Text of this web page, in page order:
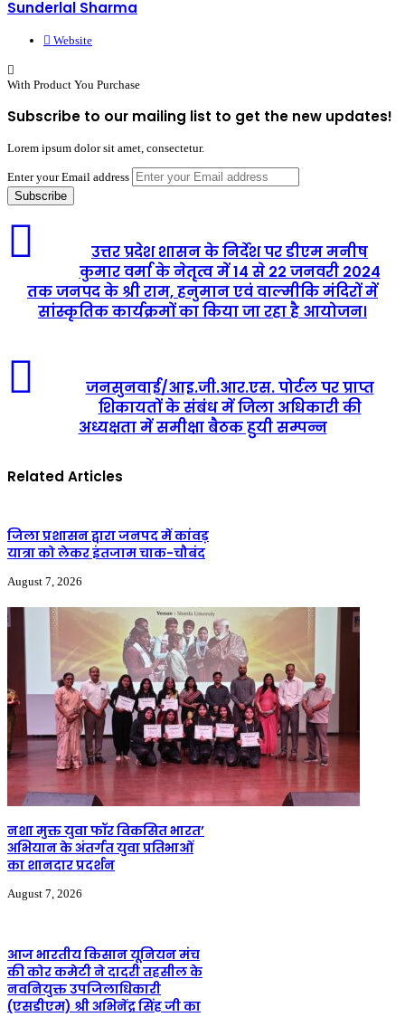
Sunderlal Sharma
Website
With Product You Purchase
Subscribe to our mailing list to get the new updates!
Lorem ipsum dolor sit amet, consectetur.
Enter your Email address
उत्तर प्रदेश शासन के निर्देश पर डीएम मनीष
कुमार वर्मा के नेतृत्व में 14 से 22 जनवरी 2024
तक जनपद के श्री राम, हनुमान एवं वाल्मीकि मंदिरों में
सांस्कृतिक कार्यक्रमों का किया जा रहा है आयोजन।
जनसुनवाई/आइ.जी.आर.एस. पोर्टल पर प्राप्त
शिकायतों के संबंध में जिला अधिकारी की
अध्यक्षता में समीक्षा बैठक हुयी सम्पन्न
Related Articles
जिला प्रशासन द्वारा जनपद में कांवड़
यात्रा को लेकर इंतजाम चाक-चौबंद
August 7, 2026
नशा मुक्त युवा फॉर विकसित भारत’
अभियान के अंतर्गत युवा प्रतिभाओं
का शानदार प्रदर्शन
August 7, 2026
आज भारतीय किसान यूनियन मंच
की कोर कमेटी ने दादरी तहसील के
नवनियुक्त उपजिलाधिकारी
(एसडीएम) श्री अभिनेंद्र सिंह जी का